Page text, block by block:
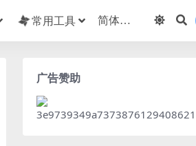
常用工具
广告赞助